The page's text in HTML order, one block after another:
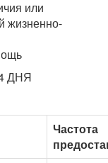
или
жизненно-
ДНЯ
Частота